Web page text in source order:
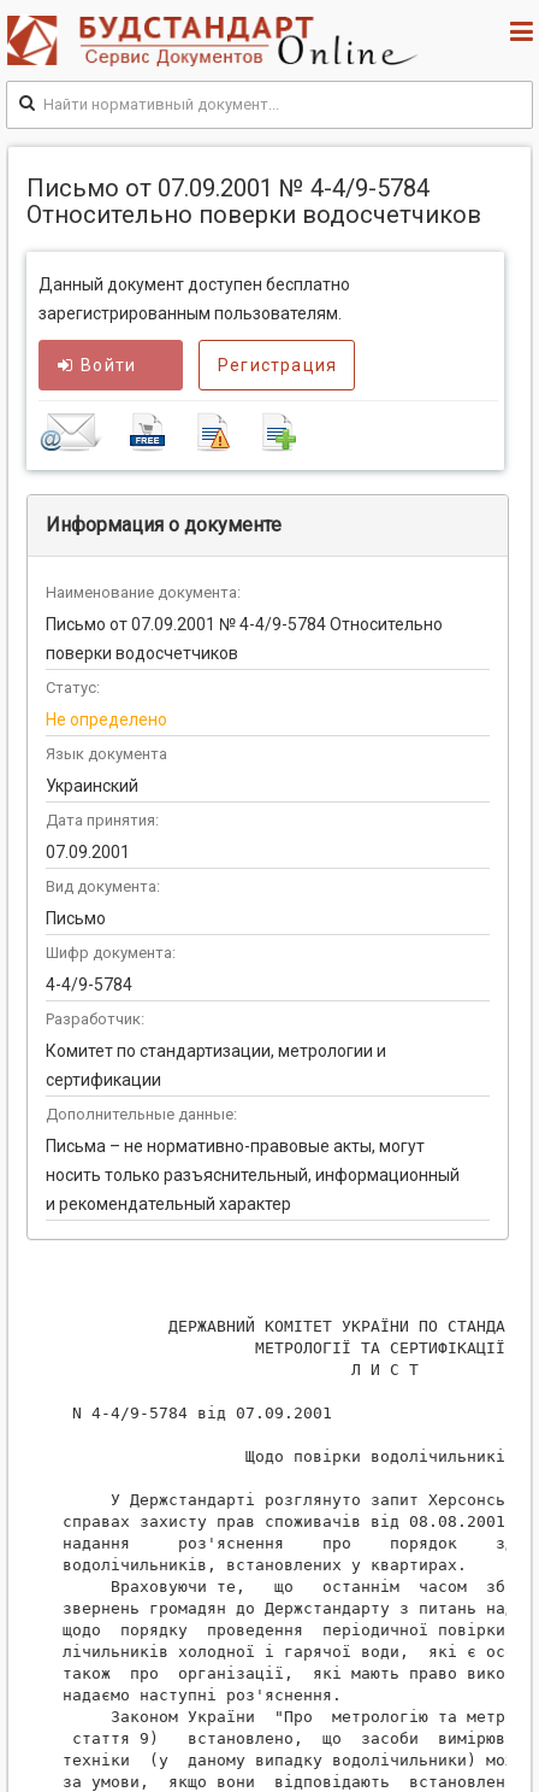
Письмо от 07.09.2001 № 4-4/9-5784
Относительно поверки водосчетчиков
Данный документ доступен бесплатно
зарегистрированным пользователям.
Войти Регистрация
Информация о документе
Наименование документа:
Письмо от 07.09.2001 № 4-4/9-5784 Относительно
поверки водосчетчиков
Статус:
Не определено
Язык документа
Украинский
Дата принятия:
07.09.2001
Вид документа:
Письмо
Шифр документа:
4-4/9-5784
Разработчик:
Комитет по стандартизации, метрологии и
сертификации
Дополнительные данные:
Письма – не нормативно-правовые акты, могут
носить только разъяснительный, информационный
и рекомендательный характер
ДЕРЖАВНИЙ КОМІТЕТ УКРАЇНИ ПО
                    МЕТРОЛОГІЇ ТА СЕРТИФІКАЦІЇ
                              Л И С Т
N 4-4/9-5784 від 07.09.2001
                   Щодо повірки водолічильників
У Держстандарті розглянуто запит
справах захисту прав споживачів від 08.08.2001
надання     роз'яснення    про    порядок
водолічильників, встановлених у квартирах.
Враховуючи те,   що   останнім  часом
звернень громадян до Держстандарту з питань
щодо  порядку  проведення  періодичної повірки та
лічильників холодної і гарячої води,  які є
також  про  організації,  які мають право
надаємо наступні роз'яснення.
Законом України  "Про  метрологію та
стаття 9)   встановлено,  що  засоби
техніки  (у  даному випадку водолічильники)
за умови,  якщо вони  відповідають